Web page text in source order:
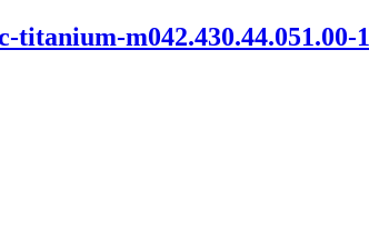
titanium-m042.430.44.051.00-1